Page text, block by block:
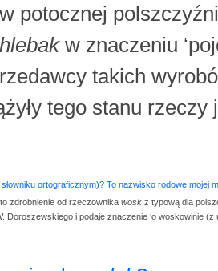
w potocznej
w znaczeniu
takich
tego stanu
ortograficznym)? To nazwisko rodowe mojej
zdrobnienie od rzeczownika wosk z typową dla
Doroszewskiego i podaje znaczenie ‘o woskowinie (z